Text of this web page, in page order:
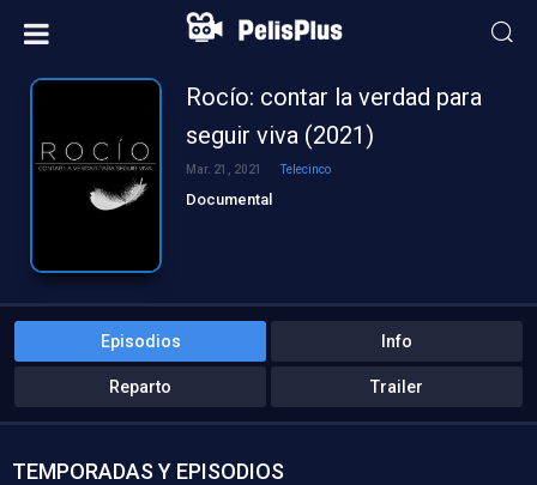
Rocío: contar la verdad para
seguir viva (2021)
Mar. 21, 2021 Telecinco
Documental
Episodios Info
Reparto Trailer
TEMPORADAS Y EPISODIOS